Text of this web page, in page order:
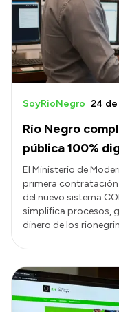
Río Negro
pública 100%
SoyRioNegro 24
El Ministerio de
primera contratación
del nuevo sistema
simplifica procesos,
dinero de los